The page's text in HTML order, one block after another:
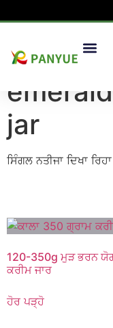
ਘਰ/ਉਤਪਾਦ / ਟੈਗ ਕੀਤੇ
jar
ਸਿੰਗਲ ਨਤੀਜਾ ਦਿਖਾ
120-350g ਮੁੜ ਭਰਨ
ਕਰੀਮ ਜਾਰ
ਹੋਰ ਪੜ੍ਹੋ